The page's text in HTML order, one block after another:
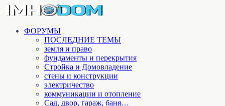
ФОРУМЫ
ПОСЛЕДНИЕ ТЕМЫ
земля и право
фундаменты и перекрытия
Стройка и Домовладение
стены и конструкции
электричество
коммуникации и отопление
Cад, двор, гараж, баня…